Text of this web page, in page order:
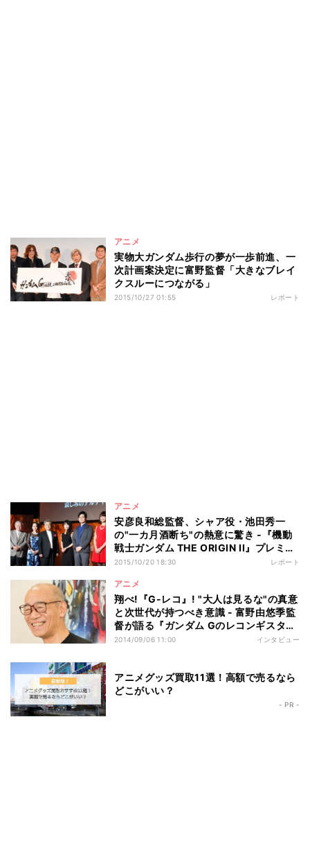
アニメ
実物大ガンダム歩行の夢が一歩前進、一
次計画案決定に富野監督「大きなブレイ
クスルーにつながる」
2015/10/27 01:55 レポート
アニメ
安彦良和総監督、シャア役・池田秀一
の"一カ月酒断ち"の熱意に驚き -『機動
戦士ガンダム THE ORIGIN II』プレミア
上映会
2015/10/20 18:30 レポート
アニメ
翔べ!『G-レコ』! "大人は見るな"の真意
と次世代が持つべき意識 - 富野由悠季監
督が語る『ガンダム Gのレコンギスタ』
【後編】
2014/09/06 11:00 インタビュー
アニメグッズ買取11選！高額で売るなら
どこがいい？
- PR -